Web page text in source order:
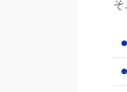
そ